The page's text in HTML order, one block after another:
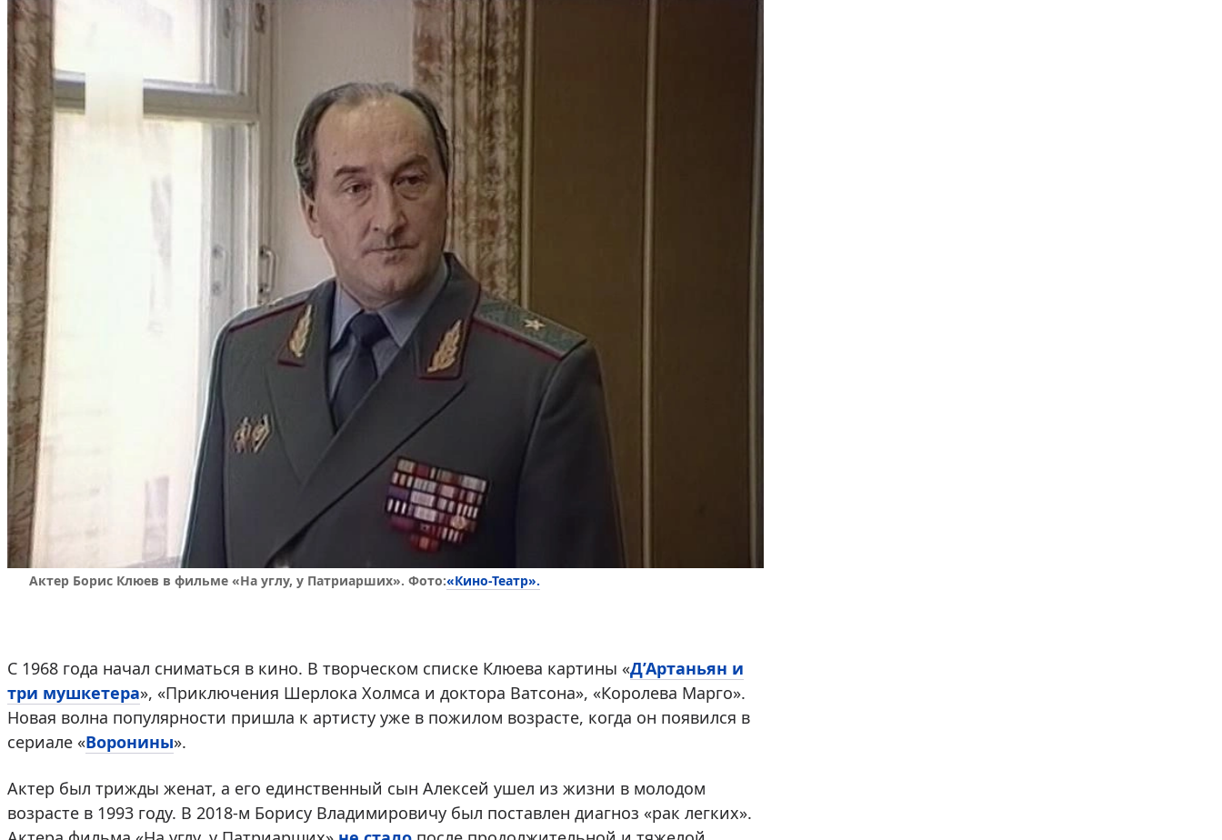
Актер Борис Клюев в фильме «На углу, у Патриарших». Фото:«Кино-Театр».
С 1968 года начал сниматься в кино. В творческом списке Клюева картины «Д’Артаньян и
три мушкетера», «Приключения Шерлока Холмса и доктора Ватсона», «Королева Марго».
Новая волна популярности пришла к артисту уже в пожилом возрасте, когда он появился в
сериале «Воронины».
Актер был трижды женат, а его единственный сын Алексей ушел из жизни в молодом
возрасте в 1993 году. В 2018-м Борису Владимировичу был поставлен диагноз «рак легких».